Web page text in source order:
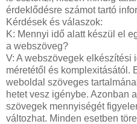
érdeklődésre számot tartó
Kérdések és válaszok:
K: Mennyi idő alatt készül el
a webszöveg?
V: A webszövegek elkészítési
méretétől és komplexitásától.
weboldal szöveges
hetet vesz igénybe. Azonban
szövegek mennyiségét
változhat. Minden esetben